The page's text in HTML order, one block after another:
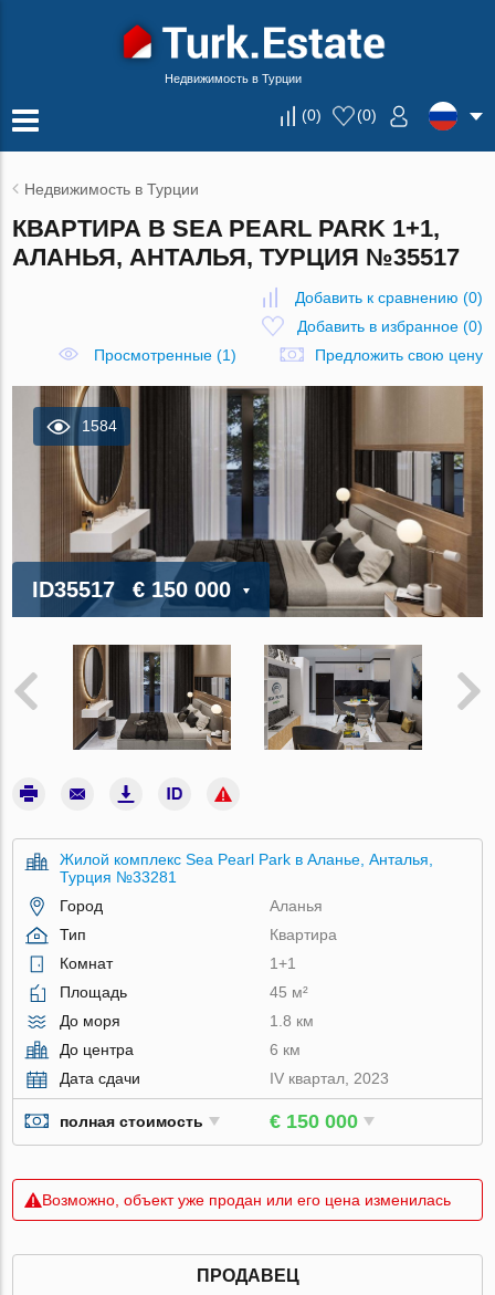
Недвижимость в Турции
(0) (0)
Недвижимость в Турции
КВАРТИРА В SEA PEARL PARK 1+1,
АЛАНЬЯ, АНТАЛЬЯ, ТУРЦИЯ №35517
Добавить к сравнению (0)
Добавить в избранное(0)
Просмотренные (1)
Предложить свою цену
1584
ID35517 € 150 000
Жилой комплекс Sea Pearl Park в Аланье, Анталья,
Турция №33281
Город
Аланья
Тип
Квартира
Комнат
1+1
Площадь
45 м²
До моря
1.8 км
До центра
6 км
Дата сдачи
IV квартал, 2023
полная стоимость € 150 000
Возможно, объект уже продан или его цена изменилась
ПРОДАВЕЦ